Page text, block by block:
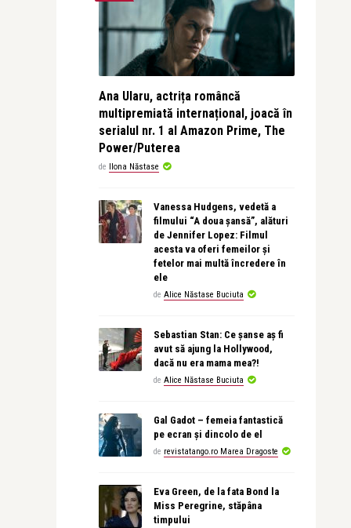
Ana Ularu, actrița româncă
multipremiată internațional, joacă în
serialul nr. 1 al Amazon Prime, The
Power/Puterea
de Ilona Năstase
Vanessa Hudgens, vedetă a
filmului “A doua șansă”, alături
de Jennifer Lopez: Filmul
acesta va oferi femeilor și
fetelor mai multă încredere în
ele
de Alice Năstase Buciuta
Sebastian Stan: Ce șanse aș fi
avut să ajung la Hollywood,
dacă nu era mama mea?!
de Alice Năstase Buciuta
Gal Gadot – femeia fantastică
pe ecran și dincolo de el
de revistatango.ro Marea Dragoste
Eva Green, de la fata Bond la
Miss Peregrine, stăpâna
timpului